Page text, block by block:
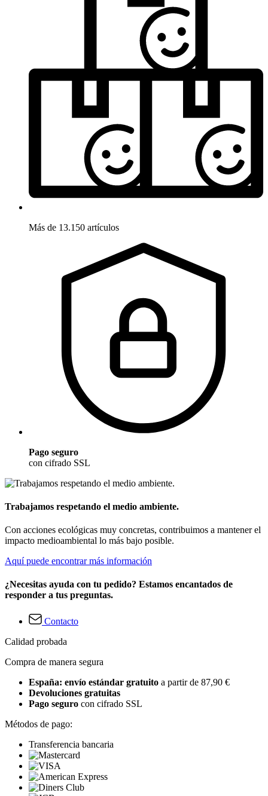
Más de 13.150 artículos
Pago seguro
con cifrado SSL
Trabajamos respetando el medio ambiente.
Con acciones ecológicas muy concretas, contribuimos a mantener el
impacto medioambiental lo más bajo posible.
Aquí puede encontrar más información
¿Necesitas ayuda con tu pedido? Estamos encantados de
responder a tus preguntas.
Contacto
Calidad probada
Compra de manera segura
España: envío estándar gratuito a partir de 87,90 €
Devoluciones gratuitas
Pago seguro con cifrado SSL
Métodos de pago:
Transferencia bancaria